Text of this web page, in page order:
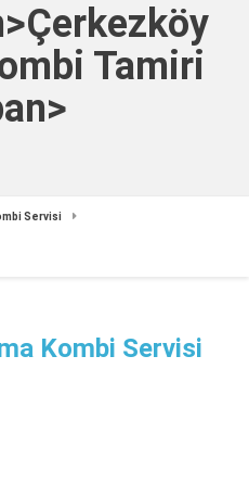
Tamiri
Servisi
Kombi Servisi